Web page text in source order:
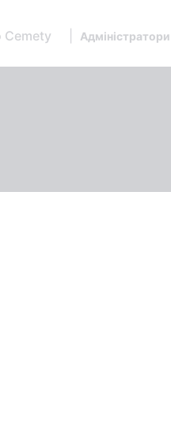
Cemety Адміністратори